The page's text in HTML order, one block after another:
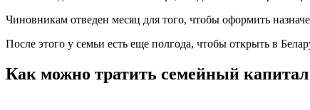
Чиновникам отведен месяц для того, чтобы оформить
После этого у семьи есть еще полгода, чтобы открыть в
Как можно тратить семейный капитал